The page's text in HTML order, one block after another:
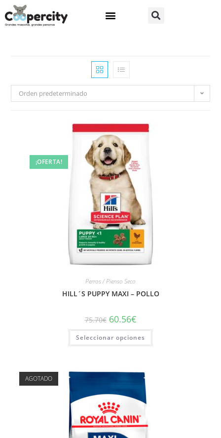
Orden predeterminado
¡OFERTA!
Perros / Pienso Seco
HILL´S PUPPY MAXI – POLLO
75.70€ 60.56€
Seleccionar opciones
AGOTADO